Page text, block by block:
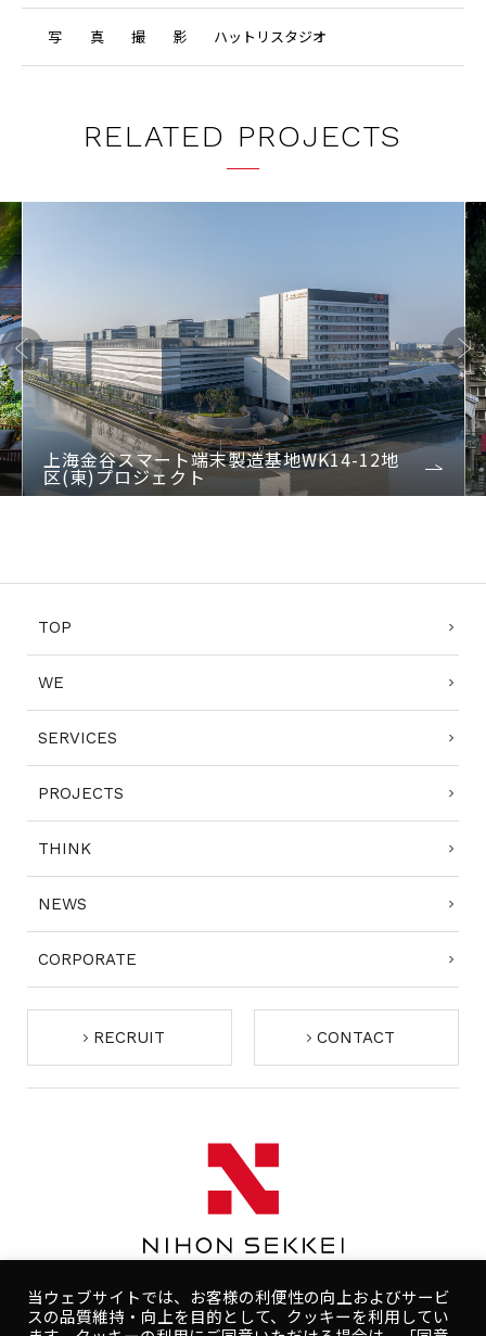
写 真 撮 影 ハットリスタジオ
RELATED PROJECTS
Previo
us
上海金谷スマート端末製造基地WK14-12地
区(東)プロジェクト
Next
TOP
WE
SERVICES
PROJECTS
THINK
NEWS
CORPORATE
RECRUIT CONTACT
当ウェブサイトでは、お客様の利便性の向上およびサービ
スの品質維持・向上を目的として、クッキーを利用してい